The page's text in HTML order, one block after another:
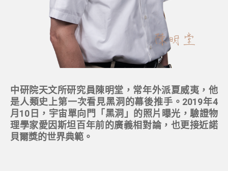
中研院天文所研究員陳明堂，常年外派夏威夷，他
是人類史上第一次看見黑洞的幕後推手。2019年4
月10日，宇宙單向門「黑洞」的照片曝光，驗證物
理學家愛因斯坦百年前的廣義相對論，也更接近諾
貝爾獎的世界典範。